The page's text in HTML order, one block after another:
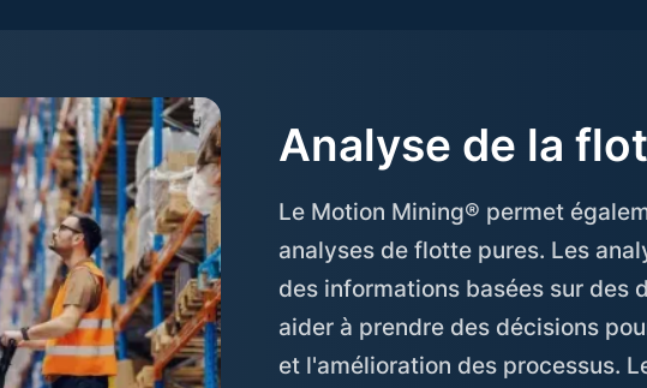
Analyse de la
Le Motion Mining® permet
analyses de flotte pures. Les
des informations basées sur des
aider à prendre des décisions
et l'amélioration des processus.